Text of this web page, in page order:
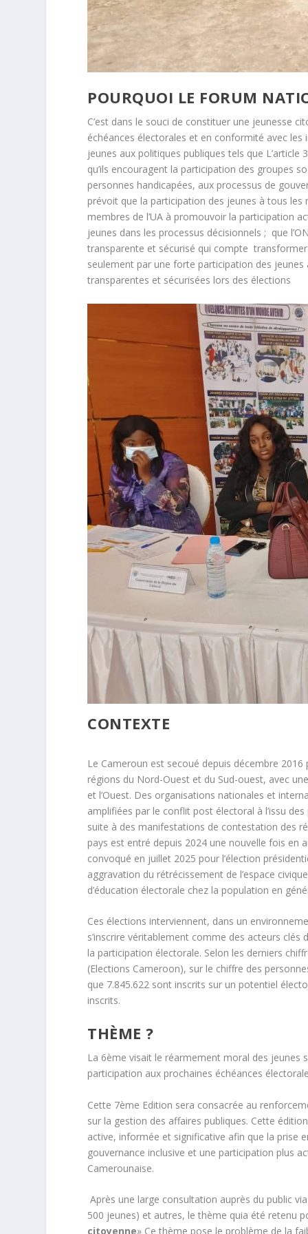
POURQUOI LE FORUM
C’est dans le souci de constituer une jeunesse
échéances électorales et en conformité avec
jeunes aux politiques publiques tels que
qu’ils encouragent la participation des groupes
personnes handicapées, aux processus de
prévoit que la participation des jeunes à tous les
membres de l’UA à promouvoir la participation
jeunes dans les processus décisionnels ; que
transparente et sécurisé qui compte
seulement par une forte participation des
transparentes et sécurisées lors des élections
CONTEXTE
Le Cameroun est secoué depuis décembre
régions du Nord-Ouest et du Sud-ouest, avec
et l’Ouest. Des organisations nationales et
amplifiées par le conflit post électoral à l’issu
suite à des manifestations de contestation des
pays est entré depuis 2024 une nouvelle fois
convoqué en juillet 2025 pour l’élection
aggravation du rétrécissement de l’espace
d’éducation électorale chez la population en
Ces élections interviennent, dans un
s’inscrire véritablement comme des acteurs
la participation électorale. Selon les derniers
(Elections Cameroon), sur le chiffre des
que 7.845.622 sont inscrits sur un potentiel
inscrits.
THÈME ?
La 6ème visait le réarmement moral des jeunes
participation aux prochaines échéances
Cette 7ème Edition sera consacrée au
sur la gestion des affaires publiques. Cette
active, informée et significative afin que la prise
gouvernance inclusive et une participation plus
Camerounaise.
Après une large consultation auprès du public
500 jeunes) et autres, le thème quia été retenu
citoyenne» Ce thème pose le problème de la